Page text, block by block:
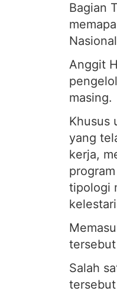
Bagian
Anggit
masing.
Khusus
yang
kerja,
tipologi
Salah